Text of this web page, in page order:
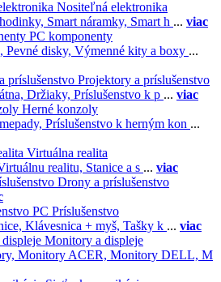
Nositeľná elektronika
Smart náramky, Smart h ... viac
PC komponenty
Pevné disky, Výmenné kity a boxy ...
Projektory a príslušenstvo
Držiaky, Príslušenstvo k p ... viac
Herné konzoly
Príslušenstvo k herným kon ...
Virtuálna realita
realitu, Stanice a s ... viac
Drony a príslušenstvo
PC Príslušenstvo
Klávesnica + myš, Tašky k ... viac
Monitory a displeje
Monitory ACER, Monitory DELL, M